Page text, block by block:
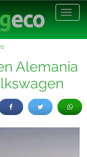
Alemania